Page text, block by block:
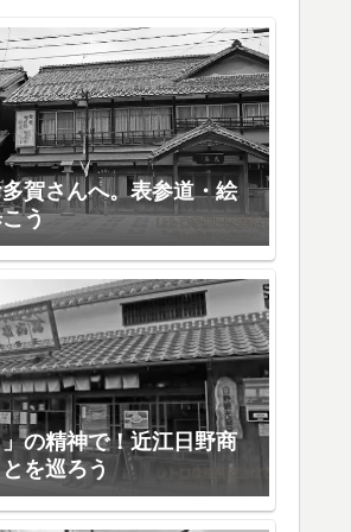
賀さんへ。表参道・絵
う
の精神で！近江日野商
を巡ろう